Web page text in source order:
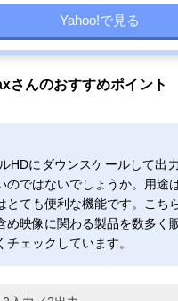
Yahoo!で見る
さんのおすすめポイント
HDにダウンスケールして出
のではないでしょうか。用途
とても便利な機能です。こち
め映像に関わる製品を数多く
チェックしています。